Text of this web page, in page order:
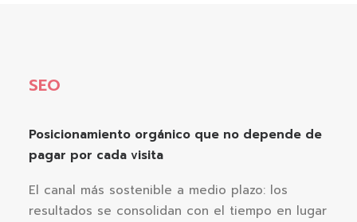
SEO
Posicionamiento orgánico que no depende de
pagar por cada visita
El canal más sostenible a medio plazo: los
resultados se consolidan con el tiempo en lugar